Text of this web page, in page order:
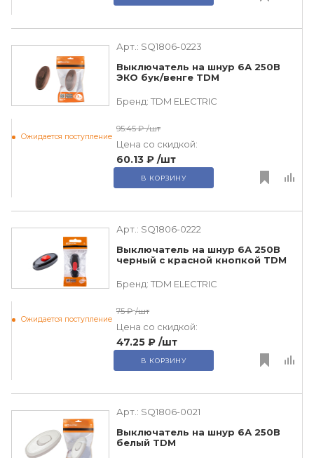
Арт.: SQ1806-0223
Выключатель на шнур 6А 250В
ЭКО бук/венге TDM
Бренд: TDM ЕLECTRIC
Ожидается поступление
95.45 ₽ /шт
Цена со скидкой:
60.13 ₽ /шт
В КОРЗИНУ
Арт.: SQ1806-0222
Выключатель на шнур 6А 250В
черный с красной кнопкой TDM
Бренд: TDM ЕLECTRIC
Ожидается поступление
75 ₽ /шт
Цена со скидкой:
47.25 ₽ /шт
В КОРЗИНУ
Арт.: SQ1806-0021
Выключатель на шнур 6А 250В
белый TDM